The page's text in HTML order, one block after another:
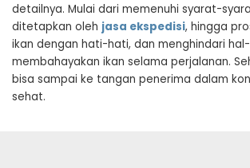
detailnya. Mulai dari memenuhi syarat-
ditetapkan oleh jasa ekspedisi, hingga
ikan dengan hati-hati, dan menghindari
membahayakan ikan selama perjalanan.
bisa sampai ke tangan penerima dalam
sehat.